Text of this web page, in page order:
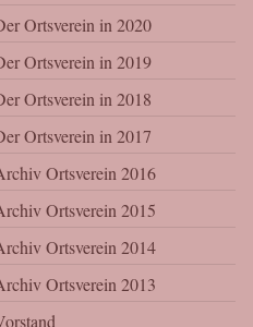
Ortsverein in 2020
Ortsverein in 2019
Ortsverein in 2018
Ortsverein in 2017
Ortsverein 2016
Ortsverein 2015
Ortsverein 2014
Ortsverein 2013